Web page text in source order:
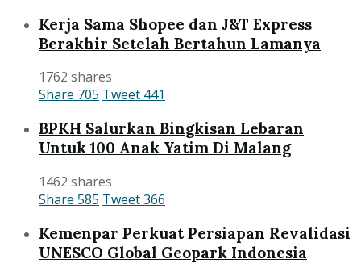
Kerja Sama Shopee dan J&T Express
Berakhir Setelah Bertahun Lamanya
1762 shares
Share 705 Tweet 441
BPKH Salurkan Bingkisan Lebaran
Untuk 100 Anak Yatim Di Malang
1462 shares
Share 585 Tweet366
Kemenpar Perkuat Persiapan Revalidasi
UNESCO Global Geopark Indonesia